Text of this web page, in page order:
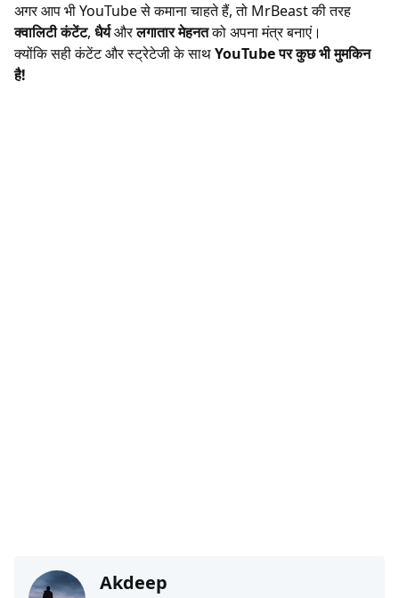
अगर आप भी YouTube से कमाना चाहते हैं, तो MrBeast की तरह
क्वालिटी कंटेंट, धैर्यऔरलगातार मेहनतको अपना मंत्र बनाएं।
क्योंकि सही कंटेंट और स्ट्रेटेजी के साथYouTube पर कुछ भी मुमकिन
है!
Akdeep